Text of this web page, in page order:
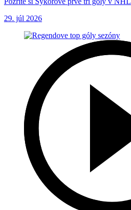
29. júl 2026